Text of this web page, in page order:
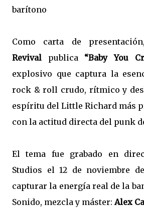
barítono
Como carta de
Revival publica “Baby You
explosivo que captura la
rock & roll crudo, rítmico y
espíritu del Little Richard más
con la actitud directa del punk
El tema fue grabado en
Studios el 12 de noviembre
capturar la energía real de la
Sonido, mezcla y máster: Alex